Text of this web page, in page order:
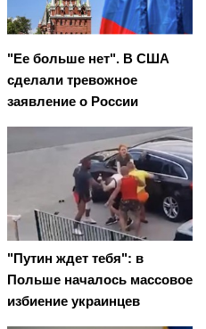
"Ее больше нет". В США
сделали тревожное
заявление о России
"Путин ждет тебя": в
Польше началось массовое
избиение украинцев